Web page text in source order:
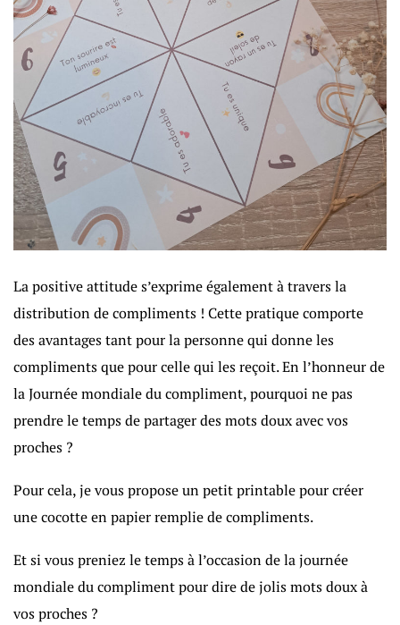
La positive attitude s’exprime également à travers la
distribution de compliments ! Cette pratique comporte
des avantages tant pour la personne qui donne les
compliments que pour celle qui les reçoit. En l’honneur de
la Journée mondiale du compliment, pourquoi ne pas
prendre le temps de partager des mots doux avec vos
proches ?
Pour cela, je vous propose un petit printable pour créer
une cocotte en papier remplie de compliments.
Et si vous preniez le temps à l’occasion de la journée
mondiale du compliment pour dire de jolis mots doux à
vos proches ?